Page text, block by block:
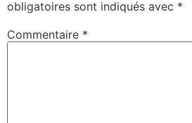
obligatoires sont indiqués avec *
Commentaire *